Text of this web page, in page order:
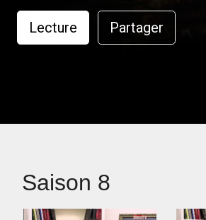
Lecture Partager
Saison 8